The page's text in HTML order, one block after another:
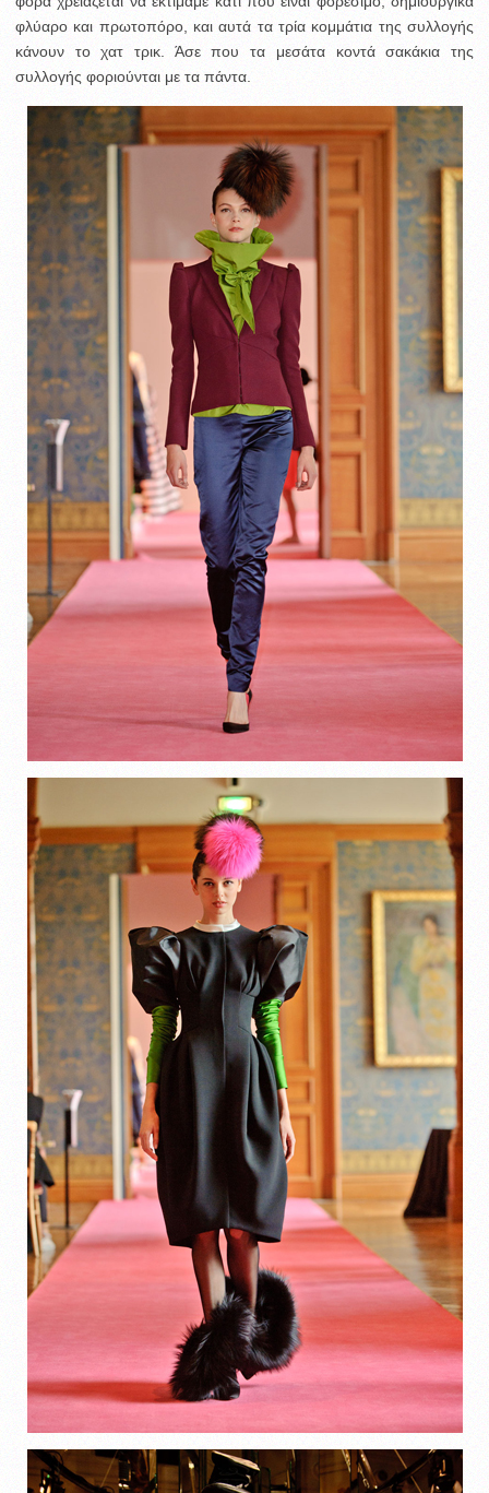
φλύαρο και πρωτοπόρο, και αυτά τα τρία κομμάτια της συλλογής
κάνουν το χατ τρικ. Άσε που τα μεσάτα κοντά σακάκια της
συλλογής φοριούνται με τα πάντα.